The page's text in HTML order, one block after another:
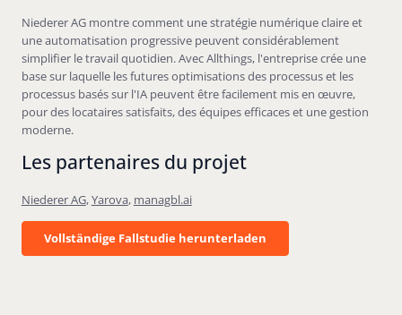
Niederer AG montre comment une stratégie numérique claire et
une automatisation progressive peuvent considérablement
simplifier le travail quotidien. Avec Allthings, l'entreprise crée une
base sur laquelle les futures optimisations des processus et les
processus basés sur l'IA peuvent être facilement mis en œuvre,
pour des locataires satisfaits, des équipes efficaces et une gestion
moderne.
Les partenaires du projet
Niederer AG,Yarova, managbl.ai
Vollständige Fallstudie herunterladen
Vollständige Fallstudie herunterladen